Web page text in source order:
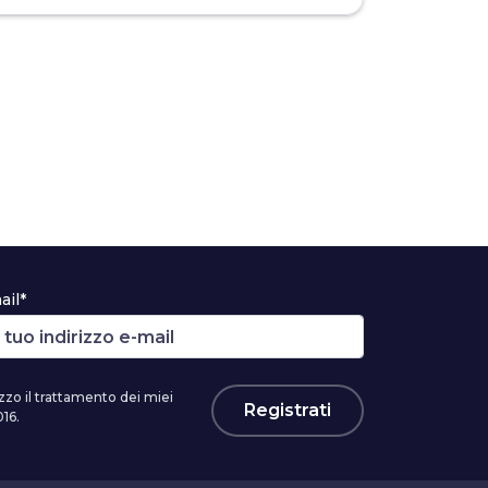
il trattamento dei miei
Registrati